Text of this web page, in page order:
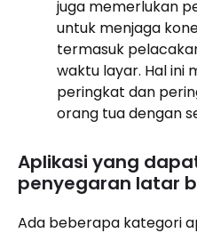
juga memerlukan
untuk menjaga
termasuk
waktu layar. Hal ini
peringkat dan
orang tua dengan
Aplikasi yang
penyegaran latar
Ada beberapa kategori